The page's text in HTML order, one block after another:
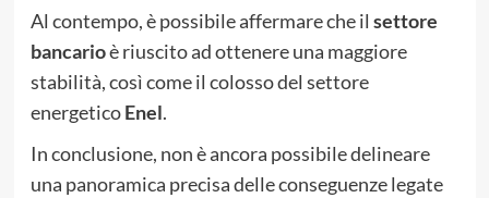
Al contempo, è possibile affermare che il settore
bancarioè riuscito ad ottenere una maggiore
stabilità, così come il colosso del settore
energeticoEnel.
In conclusione, non è ancora possibile delineare
una panoramica precisa delle conseguenze legate